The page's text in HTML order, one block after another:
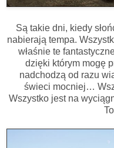
Są takie dni, kiedy
nabierają tempa.
właśnie te
dzięki którym mogę
nadchodzą od razu
świeci mocniej…
Wszystko jest na